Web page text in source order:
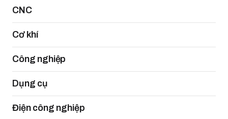
CNC
Cơ khí
Công nghiệp
Dụng cụ
Điện công nghiệp